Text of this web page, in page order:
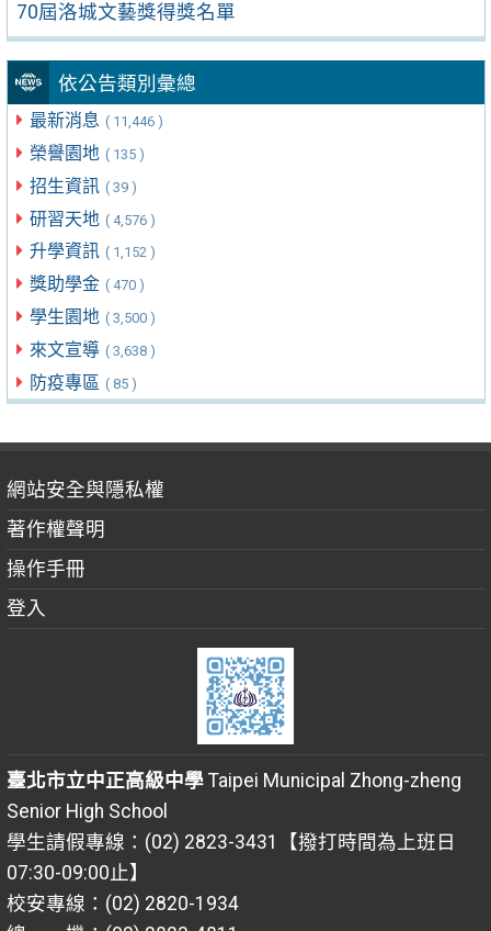
70屆洛城文藝獎得獎名單
依公告類別彙總
最新消息 ( 11,446 )
榮譽園地 ( 135 )
招生資訊 ( 39 )
研習天地 ( 4,576 )
升學資訊 ( 1,152 )
獎助學金 ( 470 )
學生園地 ( 3,500 )
來文宣導 ( 3,638 )
防疫專區 ( 85 )
網站安全與隱私權
著作權聲明
操作手冊
登入
臺北市立中正高級中學Taipei Municipal Zhong-zheng
Senior High School
學生請假專線：(02) 2823-3431【撥打時間為上班日
07:30-09:00止】
校安專線：(02) 2820-1934